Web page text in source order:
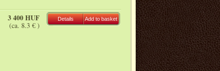
3 400 HUF
(ca. 8.3 € )
Details Add to basket